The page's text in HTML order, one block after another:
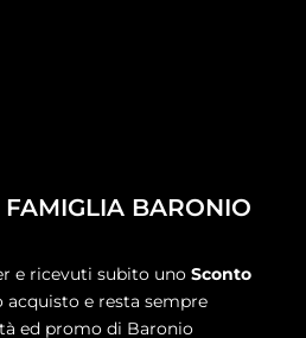
BARONIO
e ricevuti subito uno Sconto
e resta sempre
ed promo di Baronio